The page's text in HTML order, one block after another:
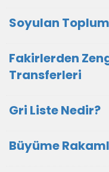
Soyulan
Fakirlerden
Transferleri
Gri Liste Nedir?
Büyüme